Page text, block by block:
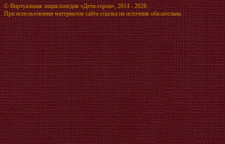
©Виртуальная энциклопедия «Дети-герои», 2014 - 2026
При использовании материалов сайта ссылка на источник обязательна.